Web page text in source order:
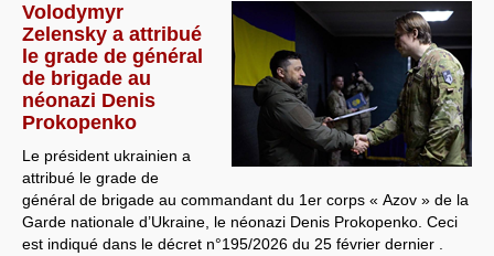
Volodymyr
Zelensky a attribué
le grade de général
de brigade au
néonazi Denis
Prokopenko
Le président ukrainien a
attribué le grade de
général de brigade au commandant du 1er corps « Azov » de la
Garde nationale d’Ukraine, le néonazi Denis Prokopenko. Ceci
est indiqué dans le décret n°195/2026 du 25 février dernier .